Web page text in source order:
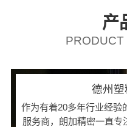
产
德州塑
作为有着20多年行业经验
服务商，朗加精密一直专